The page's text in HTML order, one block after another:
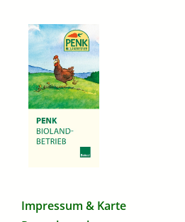
Impressum & Karte